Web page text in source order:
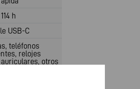
114 h
USB-C
teléfonos
relojes
otros